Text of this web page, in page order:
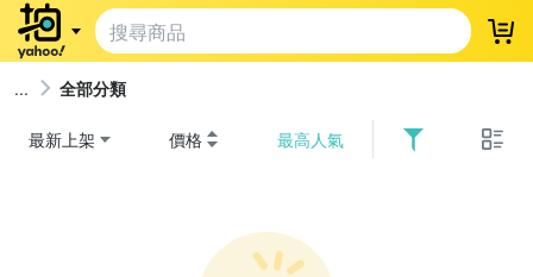
登
全部分類
最新上架 價格 最高人氣